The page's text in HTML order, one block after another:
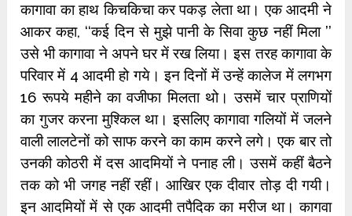
कागावा का हाथ किचकिचा कर पकड़ लेता था। एक आदमी ने
आकर कहा, ‘‘कई दिन से मुझे पानी के सिवा कुछ नहीं मिला ’’
उसे भी कागावा ने अपने घर में रख लिया। इस तरह कागावा के
परिवार में 4 आदमी हो गये। इन दिनों में उन्हें कालेज में लगभग
16 रूपये महीने का वजीफा मिलता थो। उसमें चार प्राणियों
का गुजर करना मुश्किल था। इसलिए कागावा गलियों में जलने
वाली लालटेनों को साफ करने का काम करने लगे। एक बार तो
उनकी कोठरी में दस आदमियों ने पनाह ली। उसमें कहीं बैठने
तक को भी जगह नहीं रहीं। आखिर एक दीवार तोड़ दी गयी।
इन आदमियों में से एक आदमी तपैदिक का मरीज था। कागवा